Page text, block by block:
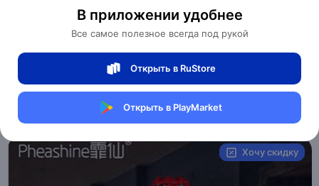
В приложении удобнее
Все самое полезное всегда под рукой
Открыть в RuStore
Открыть в PlayMarket
Люстра пространственное освещение
1 отзывов 0
Магазин Weller Store
Артикул:
Хочу скидку